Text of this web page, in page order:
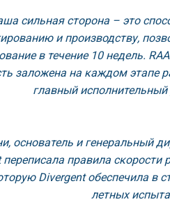
сильная сторона – это
и производству,
в течение 10 недель.
заложена на каждом этапе
главный
основатель и генеральный
переписала правила
Divergent обеспечила в
летных